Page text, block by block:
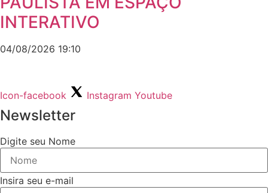
INTERATIVO
04/08/2026 19:10
Icon-facebook Instagram Youtube
Newsletter
Digite seu Nome
Insira seu e-mail